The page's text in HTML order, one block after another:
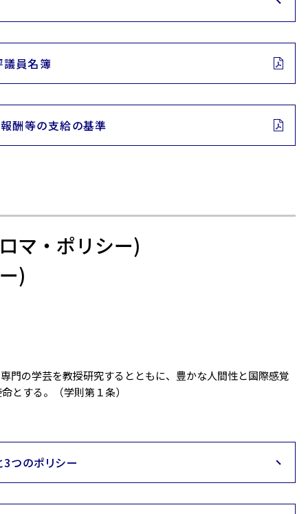
議員名簿
酬等の支給の基準
マ・ポリシー)
)
門の学芸を教授研究するとともに、豊かな人間性と国際感覚
とする。（学則第１条）
つのポリシー